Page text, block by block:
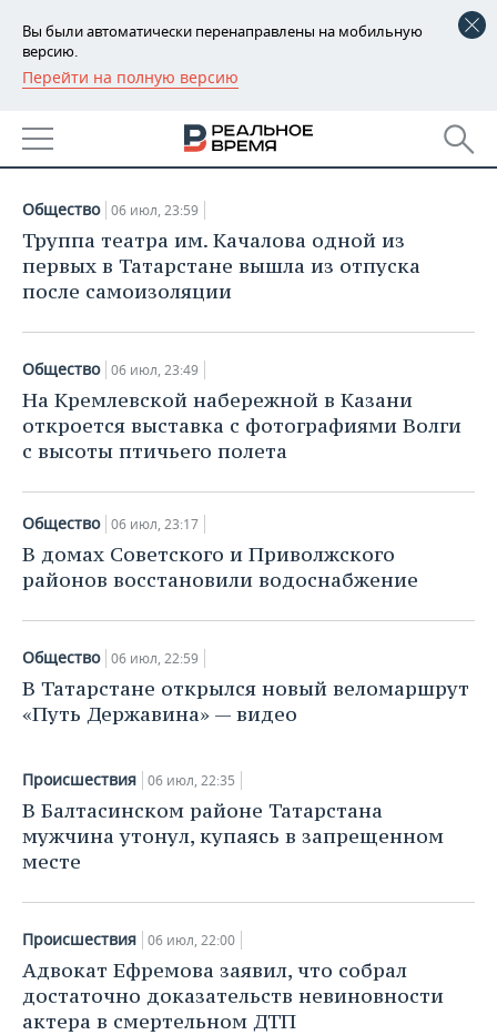
Вы были автоматически перенаправлены на мобильную
версию.
Перейти на полную версию
РЕГИОНЫ
БАШКОРТОСТАН
УДМУРТИЯ
НОВОСТИ
НОВОСТИ АНАЛИТИКИ
ДЕКЛАРАЦИИ О ДОХОДАХ
КОРОЛИ ГОСЗАКАЗА ПФО
ВУЗЫ ТАТАРСТАНА
КОМУ ПРИНАДЛЕЖАТ
ТОРГОВЫЕ ЦЕНТРЫ
ЭКОНОМИКА
НОВОСТИ ЭКОНОМИКИ
ФИНАНСЫ
БЮДЖЕТ
ИНВЕСТИЦИИ
ПРОМЫШЛЕННОСТЬ
НОВОСТИ
АГРОПРОМ
МАШИНОСТРОЕНИЕ
НЕФТЬ
ЭНЕРГЕТИКА
НЕДВИЖИМОСТЬ
НОВОСТИ НЕДВИЖИМОСТИ
НОВОСТИ АВТО
БИЗНЕС
НОВОСТИ БИЗНЕСА
РОЗНИЧНАЯ ТОРГОВЛЯ
ТРАНСПОРТ
ТЕХНОЛОГИИ
НОВОСТИ ТЕХНОЛОГИЙ
IT
ТЕЛЕКОММУНИКАЦИИ
МЕРОПРИЯТИЯ
НОВОСТИ МЕРОПРИЯТИЙ
БИЗНЕС-БРАНЧИ
ОТКРЫТАЯ ЛЕКЦИЯ
СПОРТ
ФУТБОЛ
БАСКЕТБОЛ
ВОЛЕЙБОЛ
ФИГУРНОЕ КАТАНИЕ
ВОДНЫЕ ВИДЫ СПОРТА
НОВОСТИ ОБЩЕСТВА
ИНФРАСТРУКТУРА
ИСТОРИЯ
МЕДИЦИНА
ОБРАЗОВАНИЕ
ФОТОГАЛЕРЕЯ
СПРАВОЧНИК
СПИСОК ПЕРСОН
ПОЛНАЯ ВЕРСИЯ
06.07.2020
Общество 06 июл, 23:59
Труппа театра им. Качалова одной из
первых в Татарстане вышла из отпуска
после самоизоляции
Общество 06 июл, 23:49
На Кремлевской набережной в Казани
откроется выставка с фотографиями Волги
с высоты птичьего полета
Общество 06 июл, 23:17
В домах Советского и Приволжского
районов восстановили водоснабжение
Общество 06 июл, 22:59
В Татарстане открылся новый веломаршрут
«Путь Державина» — видео
Происшествия 06 июл, 22:35
В Балтасинском районе Татарстана
мужчина утонул, купаясь в запрещенном
месте
Происшествия 06 июл, 22:00
Адвокат Ефремова заявил, что собрал
достаточно доказательств невиновности
актера в смертельном ДТП